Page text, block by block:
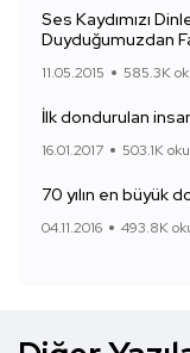
Ses Kaydımızı
Duyduğumuzdan
11.05.2015 585.3K
İlk dondurulan
16.01.2017 503.1K
70 yılın en büyük
04.11.2016 493.8K